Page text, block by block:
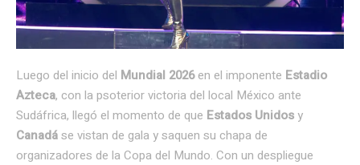
Luego del inicio del Mundial 2026en el imponente Estadio
Azteca, con la psoterior victoria del local México ante
Sudáfrica, llegó el momento de que Estados Unidosy
Canadáse vistan de gala y saquen su chapa de
organizadores de la Copa del Mundo. Con un despliegue